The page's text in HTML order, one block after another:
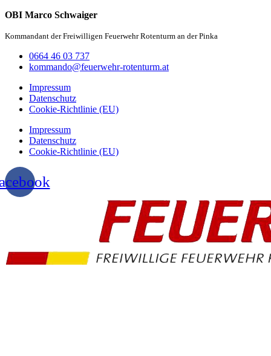
OBI Marco Schwaiger
Kommandant der Freiwilligen Feuerwehr Rotenturm an der Pinka
0664 46 03 737
kommando@feuerwehr-rotenturm.at
Impressum
Datenschutz
Cookie-Richtlinie (EU)
Impressum
Datenschutz
Cookie-Richtlinie (EU)